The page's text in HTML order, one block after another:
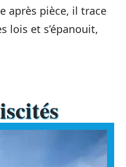
après pièce, il trace
lois et s’épanouit,